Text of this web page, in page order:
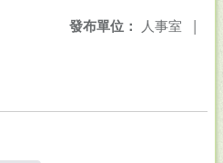
發布單位： 人事室 |